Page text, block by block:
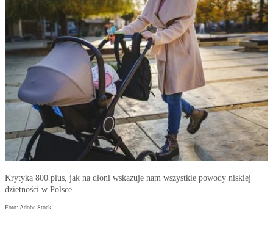
Krytyka 800 plus, jak na dłoni wskazuje nam wszystkie powody niskiej
dzietności w Polsce
Foto: Adobe Stock